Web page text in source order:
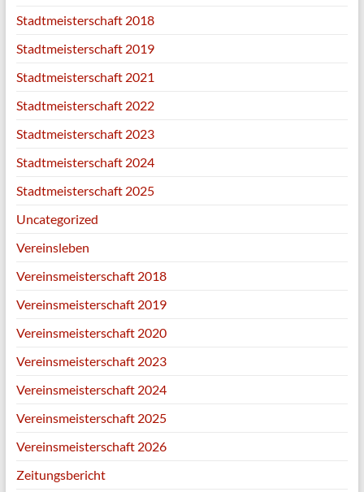
Stadtmeisterschaft 2018
Stadtmeisterschaft 2019
Stadtmeisterschaft 2021
Stadtmeisterschaft 2022
Stadtmeisterschaft 2023
Stadtmeisterschaft 2024
Stadtmeisterschaft 2025
Uncategorized
Vereinsleben
Vereinsmeisterschaft 2018
Vereinsmeisterschaft 2019
Vereinsmeisterschaft 2020
Vereinsmeisterschaft 2023
Vereinsmeisterschaft 2024
Vereinsmeisterschaft 2025
Vereinsmeisterschaft 2026
Zeitungsbericht